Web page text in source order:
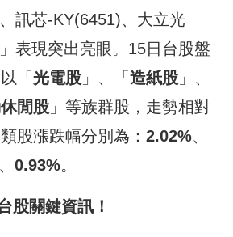
訊芯-KY(6451)、大立光
表現突出亮眼。15日台股盤
「光電股 」、「造紙股 」、
閒股 」等族群股，走勢相對
股漲跌幅分別為：2.02%、
、0.93%。
股關鍵資訊！